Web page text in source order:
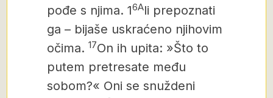
pođe s njima. 16Ali prepoznati
ga – bijaše uskraćeno njihovim
očima. 17On ih upita: »Što to
putem pretresate među
sobom?« Oni se snuždeni